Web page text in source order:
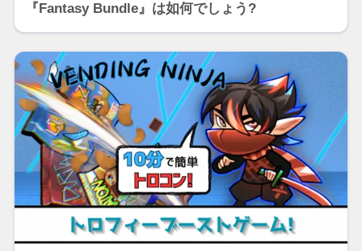
『Fantasy Bundle』は如何でしょう?